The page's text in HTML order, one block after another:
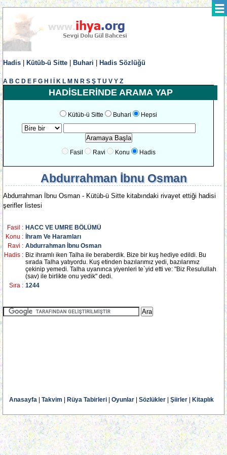
Hadis Kütüb-ü Sitte Buhari Hadis Sözlüğü
A B C D E F G H K L M N R S Ş T U V Y Z
HADİSLERİNDE ARAMA YAP
Kütüb-ü Sitte Buhari Hepsi
Fasil Ravi Konu Hadis
Abdurrahman İbnu Osman
Abdurrahman İbnu Osman - Kütüb-ü Sitte kitabındaki rivayet ettiği hadisi
şerifler listesi
Fasil : HACC VE UMRE BÖLÜMÜ
Konu :
İhram Ve Haramları
Ravi : Abdurrahman İbnu Osman
Hadis : Biz ihramlı iken Talha ile beraberdik. Bize bir kuş hediye edildi. Bu
sırada Talha yatıyordu. Kuş etinden bazılarımız yedi, bazılarımız
çekinip yemedi. Talha uyanınca yiyenleri te`yid etti ve: "Biz Resulullah
(sav) ile birlikte onu yedik" dedi.
Sıra : 1244
Anasayfa Takvim Rüya Tabirleri Oyunlar Sözlükler Şiirler Kitaplık